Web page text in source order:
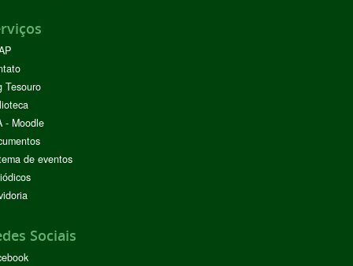
Tesouro
- Moodle
de eventos
Sociais